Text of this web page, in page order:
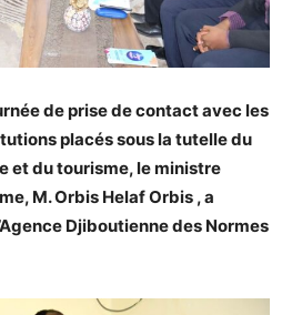
de prise de contact avec les
placés sous la tutelle du
et du tourisme, le ministre
M. Orbis Helaf Orbis , a
Djiboutienne des Normes